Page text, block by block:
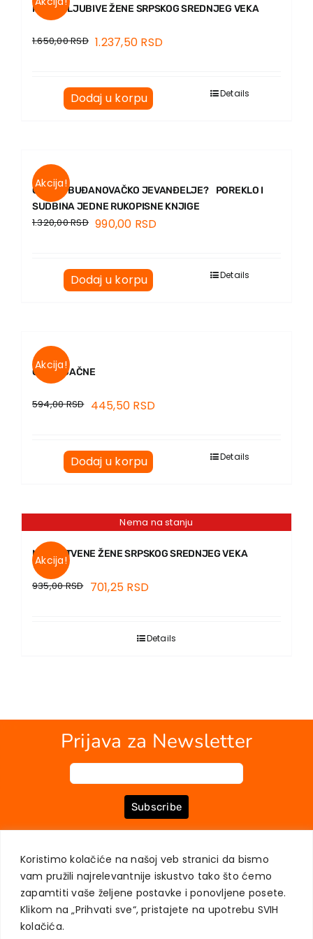
Koristimo kolačiće na našoj veb stranici da bismo
vam pružili najrelevantnije iskustvo tako što ćemo
zapamtiti vaše željene postavke i ponovljene posete.
Klikom na „Prihvati sve“, pristajete na upotrebu SVIH
kolačića.
KNJIGOLJUBIVE ŽENE SRPSKOG SREDNJEG VEKA
1.650,00RSD 1.237,50 RSD
Dodaj u korpu Details
Akcija!
GDE JE BUĐANOVAČKO JEVANĐELJE? POREKLO I
SUDBINA JEDNE RUKOPISNE KNJIGE
1.320,00RSD 990,00 RSD
Dodaj u korpu Details
Akcija!
OČI SRDAČNE
594,00RSD 445,50 RSD
Dodaj u korpu Details
Nema na stanju
Akcija!
MUŽASTVENE ŽENE SRPSKOG SREDNJEG VEKA
935,00RSD 701,25 RSD
Details
Prijava za Newsletter
Subscribe
MOJ NALOG
ZAŠTITA PRIVATNOSTI KORISNIKA